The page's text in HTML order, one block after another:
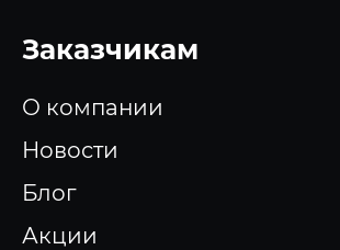
Заказчикам
О компании
Новости
Блог
Акции